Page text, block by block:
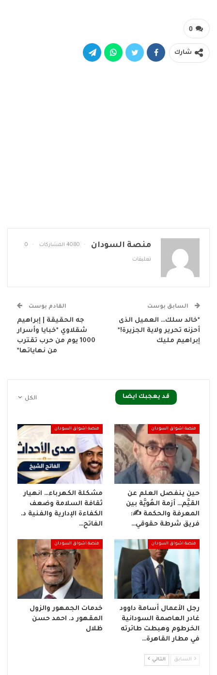
0
شارك
منصة السودان 4080 المشاركات 0
تعليقات
السابق بوست
*خالد سلك… العميل الذى
أحزنه تحرير ولاية الجزيرة!*
إبراهيم مليك
القادم بوست
جه الحقيقة | إبراهيم
شقلاوي *خبايا وأسرار
1000 يوم من حرب تقترب
من نهاياتها*
الكل قد يعجبك ايضا
منصة اشواق السودان
حين ينفصل العلم عن
القيَّم… أزمة الهُويَّة بين
المعرفة والحكمة ✍️:
فريق شرطة حقوقي…
منصة اشواق السودان
مشكلة الكهرباء… انهيار
ثقافة السلامة وضعف
الكفاءة الإدارية والفنية د.
الفاتح…
منصة اشواق السودان
رجل الأعمال أسامة داوود
غادر العاصمة السودانية
الخرطوم وهبطت طائرته
في مطار القاهرة…
منصة اشواق السودان
خدمات الجمهور والزول
المقهور د. احمد حسن
ظلال
السابق التالي